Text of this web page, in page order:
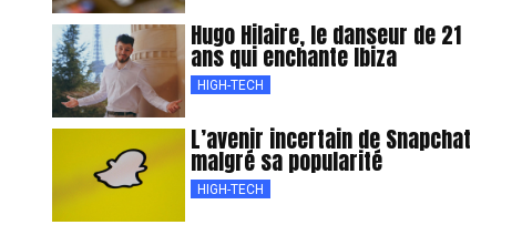
Hugo Hilaire, le danseur de 21
ans qui enchante Ibiza
HIGH-TECH
L’avenir incertain de Snapchat
malgré sa popularité
HIGH-TECH